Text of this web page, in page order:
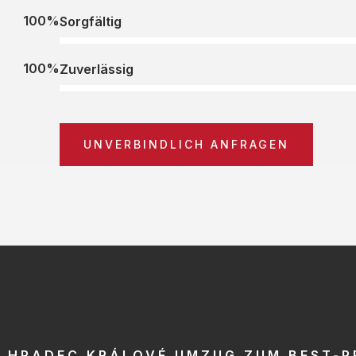
Sorgfältig
100%
Zuverlässig
100%
UNVERBINDLICH ANFRAGEN